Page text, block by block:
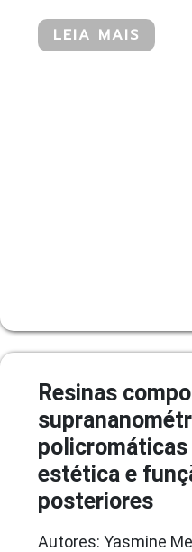
LEIA MAIS
Resinas
estética e
posteriores
Autores: Yasmine